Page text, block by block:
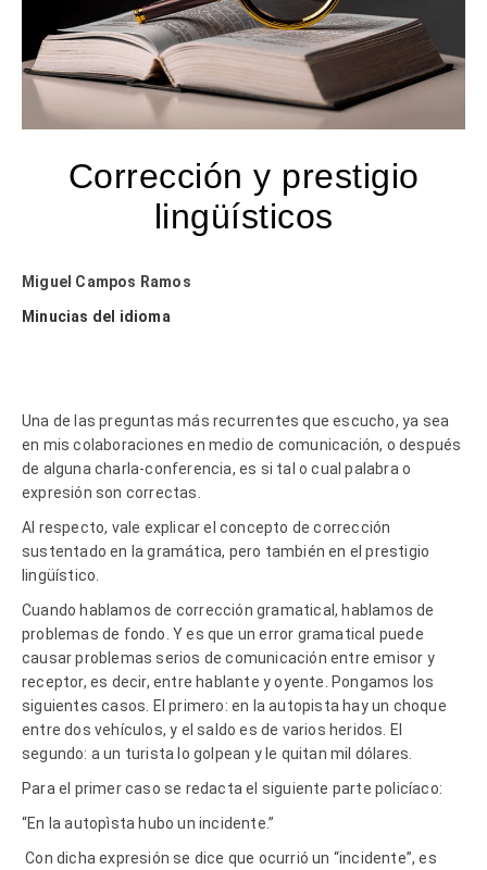
Corrección y prestigio
lingüísticos
Miguel Campos Ramos
Minucias del idioma
Una de las preguntas más recurrentes que escucho, ya sea
en mis colaboraciones en medio de comunicación, o después
de alguna charla-conferencia, es si tal o cual palabra o
expresión son correctas.
Al respecto, vale explicar el concepto de corrección
sustentado en la gramática, pero también en el prestigio
lingüístico.
Cuando hablamos de corrección gramatical, hablamos de
problemas de fondo. Y es que un error gramatical puede
causar problemas serios de comunicación entre emisor y
receptor, es decir, entre hablante y oyente. Pongamos los
siguientes casos. El primero: en la autopista hay un choque
entre dos vehículos, y el saldo es de varios heridos. El
segundo: a un turista lo golpean y le quitan mil dólares.
Para el primer caso se redacta el siguiente parte policíaco:
“En la autopìsta hubo un incidente.”
Con dicha expresión se dice que ocurrió un “incidente”, es